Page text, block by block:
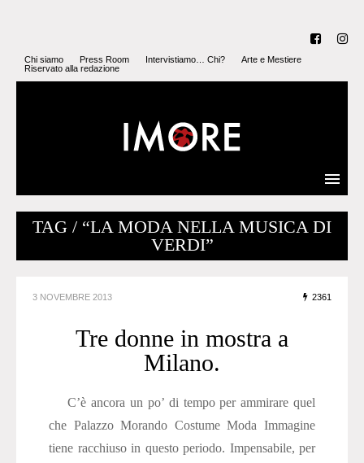
Chi siamo Press Room Intervistiamo… Chi?
Arte e Mestiere
Riservato alla redazione
TAG / “LA MODA NELLA MUSICA DI
VERDI”
3 NOVEMBRE 2013 2361
Tre donne in mostra a
Milano.
C’è ancora un po’ di tempo per ammirare quel
che Palazzo Morando Costume Moda Immagine
tiene racchiuso in questo periodo. Impensabile, per